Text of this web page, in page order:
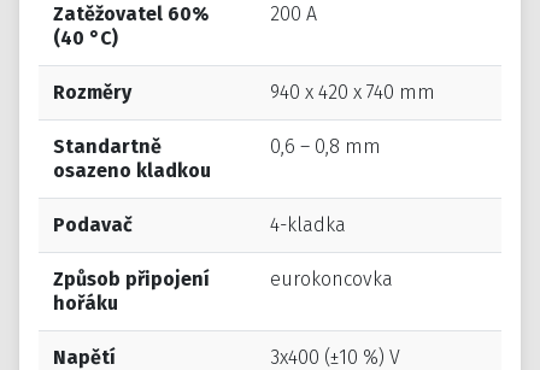
Zatěžovatel 60%
(40 °C)
200 A
Rozměry 940 x 420 x 740 mm
Standartně
osazeno kladkou
0,6 – 0,8 mm
Podavač 4-kladka
Způsob připojení
hořáku
eurokoncovka
Napětí 3x400 (±10 %) V